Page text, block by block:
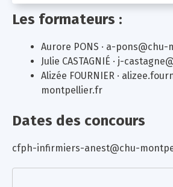
Les formateurs :
Aurore PONS · a-pons@chu-
Julie CASTAGNIÉ · j-
Alizée FOURNIER ·
montpellier.fr
Dates des concours
cfph-infirmiers-anest@chu-